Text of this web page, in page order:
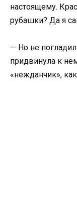
настоящему.
рубашки? Да я
— Но не
придвинула к
«нежданчик»,